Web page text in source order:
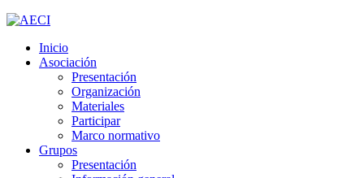
Inicio
Asociación
Presentación
Organización
Materiales
Participar
Marco normativo
Grupos
Presentación